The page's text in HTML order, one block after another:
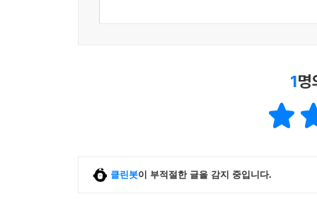
1명
클린봇이 부적절한 글을 감지 중입니다.